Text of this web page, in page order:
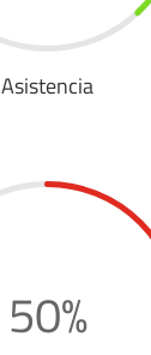
Asistencia
50%